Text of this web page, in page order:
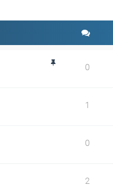
0
1
0
2